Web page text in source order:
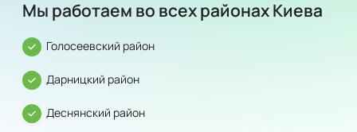
Мы работаем во всех районах Киева
Голосеевский район
Дарницкий район
Деснянский район